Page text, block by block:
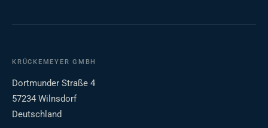
KRÜCKEMEYER GMBH
Dortmunder Straße 4
57234 Wilnsdorf
Deutschland